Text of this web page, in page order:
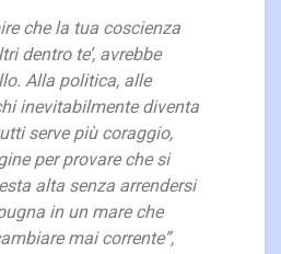
che la tua coscienza
dentro te’, avrebbe
Alla politica, alle
inevitabilmente diventa
serve più coraggio,
per provare che si
alta senza arrendersi
in un mare che
mai corrente”,